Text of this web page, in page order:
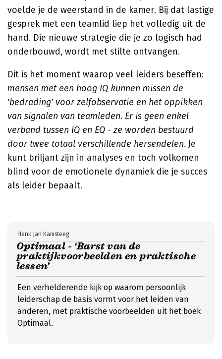
voelde je de weerstand in de kamer. Bij dat lastige
gesprek met een teamlid liep het volledig uit de
hand. Die nieuwe strategie die je zo logisch had
onderbouwd, wordt met stilte ontvangen.
Dit is het moment waarop veel leiders beseffen:
mensen met een hoog IQ kunnen missen de
'bedrading' voor zelfobservatie en het oppikken
van signalen van teamleden. Er is geen enkel
verband tussen IQ en EQ - ze worden bestuurd
door twee totaal verschillende hersendelen. Je
kunt briljant zijn in analyses en toch volkomen
blind voor de emotionele dynamiek die je succes
als leider bepaalt.
Optimaal - ‘Barst van de
praktijkvoorbeelden en praktische
lessen’
Henk Jan Kamsteeg
Een verhelderende kijk op waarom persoonlijk
leiderschap de basis vormt voor het leiden van
anderen, met praktische voorbeelden uit het boek
Optimaal.